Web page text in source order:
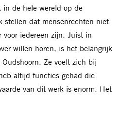
in de hele wereld op de
stellen dat mensenrechten niet
iedereen zijn. Juist in
willen horen, is het belangrijk
Ze voelt zich bij
altijd functies gehad die
van dit werk is enorm. Het